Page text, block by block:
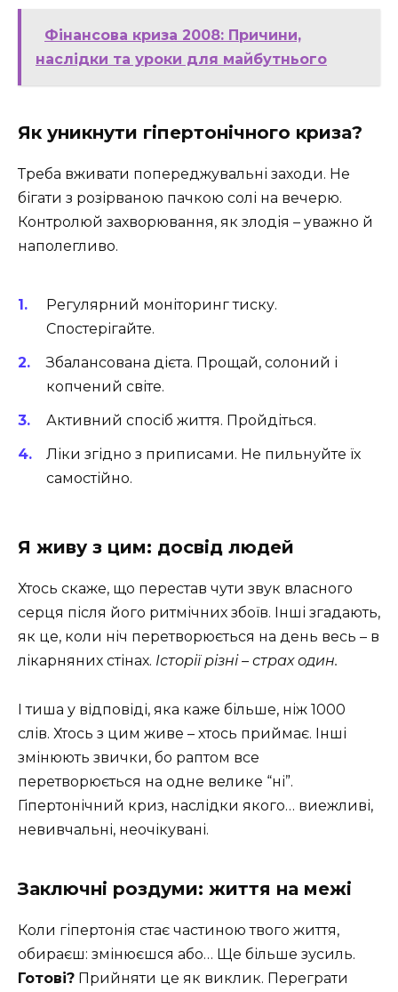
Фінансова криза 2008: Причини,
наслідки та уроки для майбутнього
Як уникнути гіпертонічного криза?
Треба вживати попереджувальні заходи. Не
бігати з розірваною пачкою солі на вечерю.
Контролюй захворювання, як злодія – уважно й
наполегливо.
Регулярний моніторинг тиску.
Спостерігайте.
Збалансована дієта. Прощай, солоний і
копчений світе.
Активний спосіб життя. Пройдіться.
Ліки згідно з приписами. Не пильнуйте їх
самостійно.
Я живу з цим: досвід людей
Хтось скаже, що перестав чути звук власного
серця після його ритмічних збоїв. Інші згадають,
як це, коли ніч перетворюється на день весь – в
лікарняних стінах. Історії різні – страх один.
І тиша у відповіді, яка каже більше, ніж 1000
слів. Хтось з цим живе – хтось приймає. Інші
змінюють звички, бо раптом все
перетворюється на одне велике “ні”.
Гіпертонічний криз, наслідки якого… виежливі,
невивчальні, неочікувані.
Заключні роздуми: життя на межі
Коли гіпертонія стає частиною твого життя,
обираєш: змінюєшся або… Ще більше зусиль.
Готові? Прийняти це як виклик. Переграти